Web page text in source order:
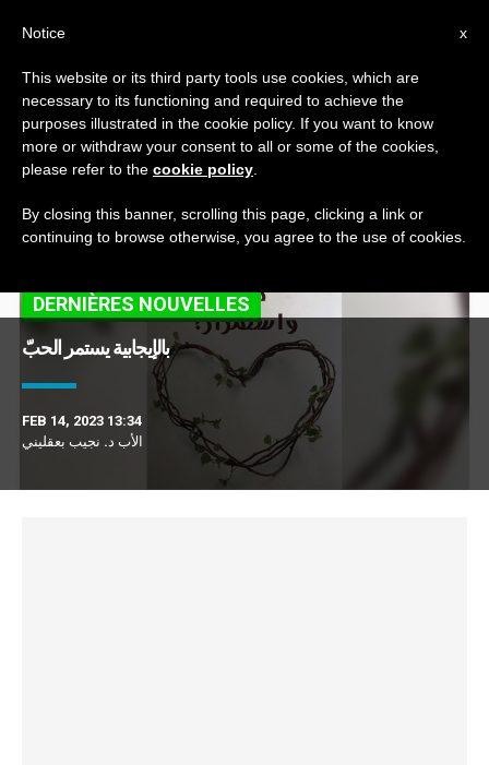
TAG
Posts Tagged ‘عيد
القديس فالنتينو’
DERNIÈRES NOUVELLES
بالإيجابية يستمر الحبّ
FEB 14, 2023 13:34
الأب د. نجيب بعقليني
x
Notice
This website or its third party tools use cookies, which are
necessary to its functioning and required to achieve the
purposes illustrated in the cookie policy. If you want to know
more or withdraw your consent to all or some of the cookies,
please refer to the cookie policy
By closing this banner, scrolling this page, clicking a link or
continuing to browse otherwise, you agree to the use of cookies.